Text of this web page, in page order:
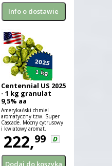
Centennial US 2025
- 1 kg granulat
9,5% aa
Amerykański chmiel
aromatyczny tzw. Super
Cascade. Mocny cytrusowy
i kwiatowy aromat.
222,99 D